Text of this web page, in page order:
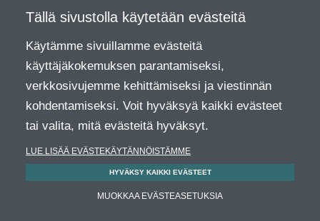
Tällä sivustolla käytetään evästeitä
Käytämme sivuillamme evästeitä
käyttäjäkokemuksen parantamiseksi,
verkkosivujemme kehittämiseksi ja viestinnän
kohdentamiseksi. Voit hyväksyä kaikki evästeet
tai valita, mitä evästeitä hyväksyt.
LUE LISÄÄ EVÄSTEKÄYTÄNNÖISTÄMME
HYVÄKSY KAIKKI EVÄSTEET
MUOKKAA EVÄSTEASETUKSIA